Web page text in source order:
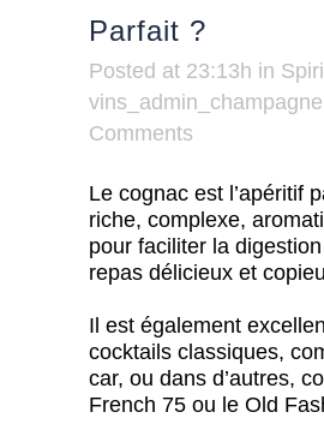
Parfait ?
Posted at 23:13h in
vins_admin_champagne
Comments
Le cognac est l’apéritif
riche, complexe,
pour faciliter la
repas délicieux et
Il est également
cocktails classiques,
car, ou dans d’autres,
French 75 ou le Old